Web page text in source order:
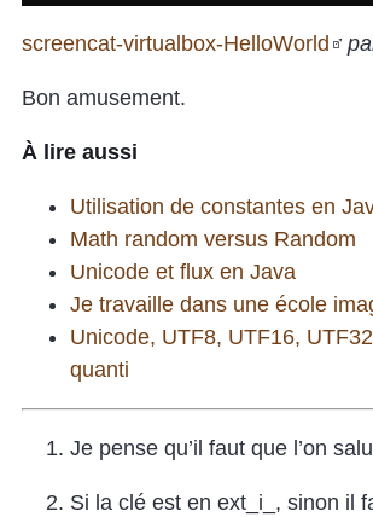
screencat-virtualbox-HelloWorld
Bon amusement.
À lire aussi
Utilisation de constantes en
Math random versus Random
Unicode et flux en Java
Je travaille dans une école
Unicode, UTF8, UTF16,
quanti
Je pense qu’il faut que l’on
Si la clé est en ext_i_, sinon il